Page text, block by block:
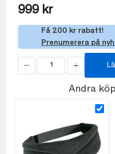
999 kr
Få 200 kr rabatt!
Prenumerera på
Andra